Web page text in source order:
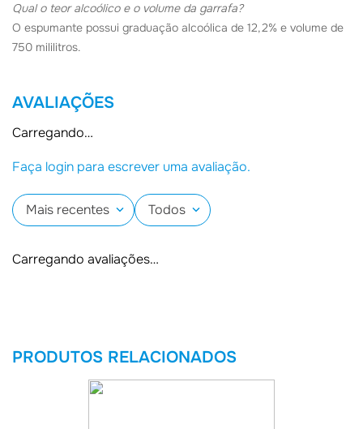
Qual o teor alcoólico e o volume da garrafa?
O espumante possui graduação alcoólica de 12,2% e volume de
750 mililitros.
AVALIAÇÕES
Carregando…
Faça login para escrever uma avaliação.
Mais recentes Todos
Carregando avaliações…
PRODUTOS RELACIONADOS